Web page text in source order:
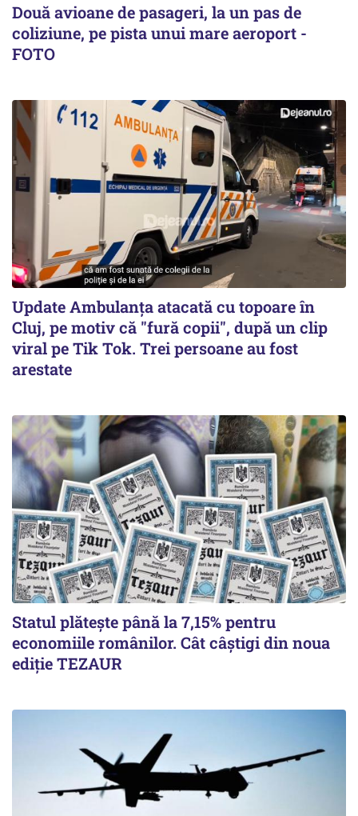
Două avioane de pasageri, la un pas de
coliziune, pe pista unui mare aeroport -
FOTO
Update Ambulanța atacată cu topoare în
Cluj, pe motiv că "fură copii", după un clip
viral pe Tik Tok. Trei persoane au fost
arestate
Statul plătește până la 7,15% pentru
economiile românilor. Cât câștigi din noua
ediție TEZAUR